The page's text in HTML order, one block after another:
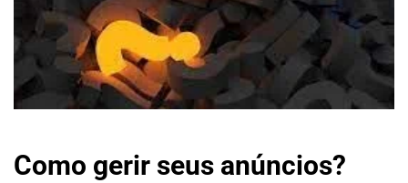
Como gerir seus anúncios?